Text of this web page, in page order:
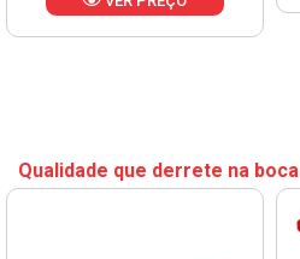
Qualidade que derrete na boca